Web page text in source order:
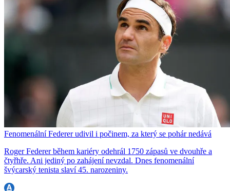
Fenomenální Federer udivil i počinem, za který se pohár nedává
Roger Federer během kariéry odehrál 1750 zápasů ve dvouhře a
čtyřhře. Ani jediný po zahájení nevzdal. Dnes fenomenální
švýcarský tenista slaví 45. narozeniny.